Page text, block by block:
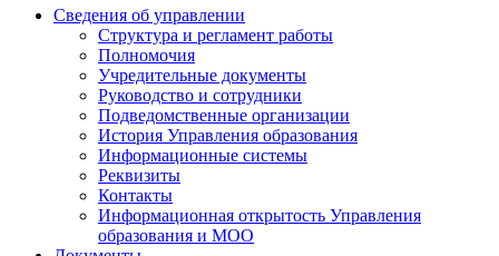
Сведения об управлении
Структура и регламент работы
Полномочия
Учредительные документы
Руководство и сотрудники
Подведомственные организации
История Управления образования
Информационные системы
Реквизиты
Контакты
Информационная открытость Управления
образования и МОО